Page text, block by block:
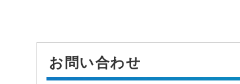
お問い合わせ